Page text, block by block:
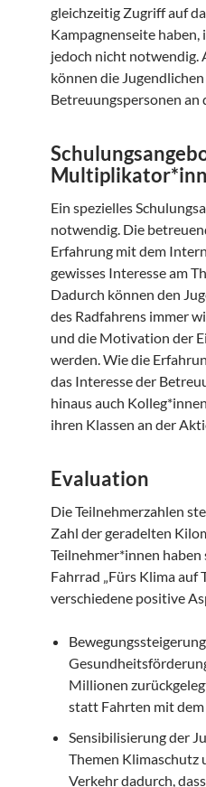
gleichzeitig Zugriff auf
Kampagnenseite
jedoch nicht notwendig.
können die
Betreuungspersonen
Ein spezielles
notwendig. Die
Erfahrung mit dem
gewisses Interesse am
Dadurch können den
des Radfahrens immer
und die Motivation der
werden. Wie die
das Interesse der
hinaus auch
ihren Klassen an der
Evaluation
Die Teilnehmerzahlen
Zahl der geradelten
Teilnehmer*innen
Fahrrad „Fürs Klima auf
verschiedene positive
Millionen
statt Fahrten mit
Sensibilisierung der
Themen Klimaschutz
Verkehr dadurch,